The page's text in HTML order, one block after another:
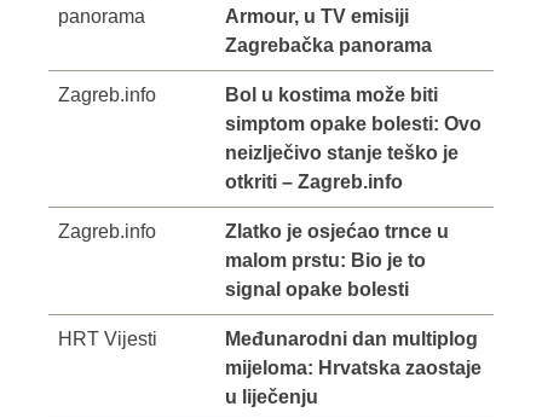
panorama
Armour, u TV emisiji
Zagrebačka panorama
Zagreb.info
Bol u kostima može biti
simptom opake bolesti: Ovo
neizlječivo stanje teško je
otkriti – Zagreb.info
Zagreb.info
Zlatko je osjećao trnce u
malom prstu: Bio je to
signal opake bolesti
HRT Vijesti
Međunarodni dan multiplog
mijeloma: Hrvatska zaostaje
u liječenju